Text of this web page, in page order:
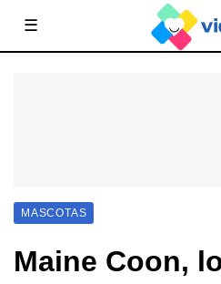
☰
MASCOTAS
Maine Coon,